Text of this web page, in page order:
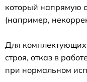
который напрямую
(например,
Для
строя, отказ в
при нормальном